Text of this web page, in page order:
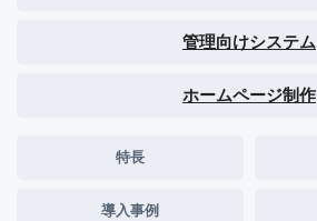
管理向けシステム
ホームページ制作
特長
導入事例